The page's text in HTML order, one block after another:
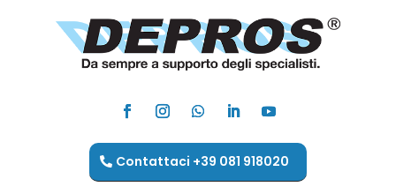
Contattaci +39 081 918020